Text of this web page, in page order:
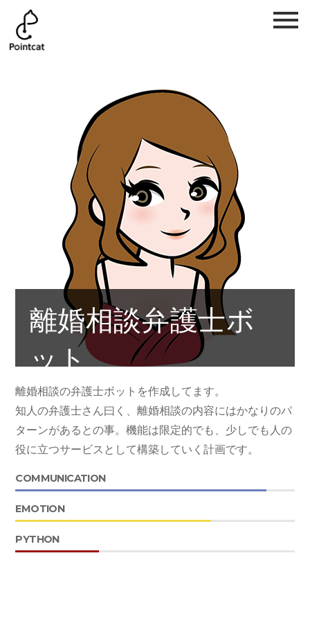
離婚相談弁護士ボ
ット
BOT
離婚相談の弁護士ボットを作成してます。
知人の弁護士さん曰く、離婚相談の内容にはかなりのパ
ターンがあるとの事。機能は限定的でも、少しでも人の
役に立つサービスとして構築していく計画です。
COMMUNICATION
EMOTION
PYTHON